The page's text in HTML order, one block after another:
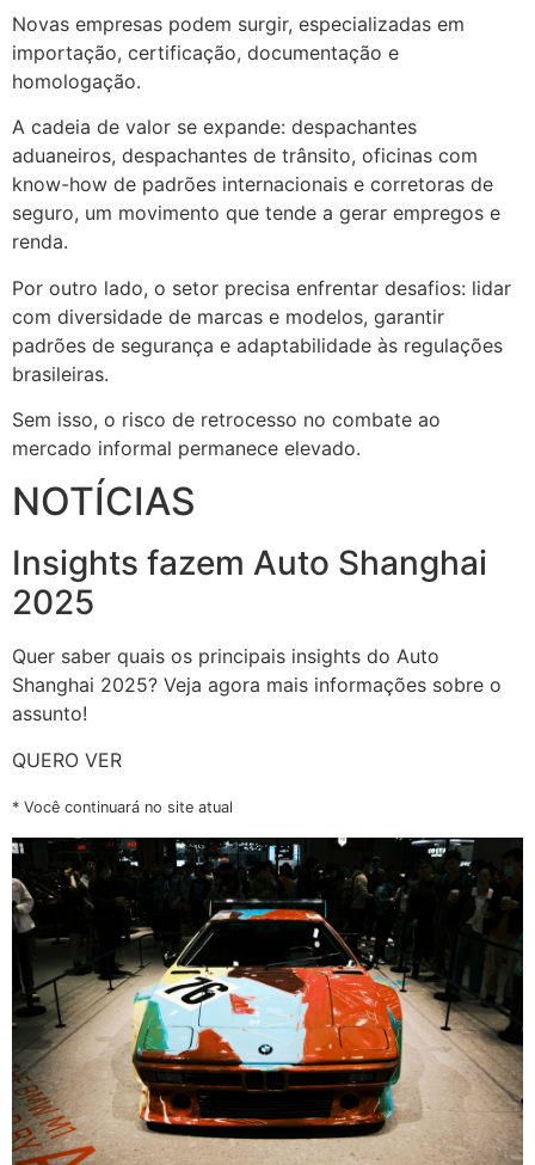
Novas empresas podem surgir, especializadas em
importação, certificação, documentação e
homologação.
A cadeia de valor se expande: despachantes
aduaneiros, despachantes de trânsito, oficinas com
know-how de padrões internacionais e corretoras de
seguro, um movimento que tende a gerar empregos e
renda.
Por outro lado, o setor precisa enfrentar desafios: lidar
com diversidade de marcas e modelos, garantir
padrões de segurança e adaptabilidade às regulações
brasileiras.
Sem isso, o risco de retrocesso no combate ao
mercado informal permanece elevado.
NOTÍCIAS
Insights fazem Auto Shanghai
2025
Quer saber quais os principais insights do Auto
Shanghai 2025? Veja agora mais informações sobre o
assunto!
QUERO VER
* Você continuará no site atual